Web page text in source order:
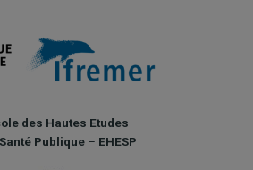
des Hautes Etudes
Publique – EHESP